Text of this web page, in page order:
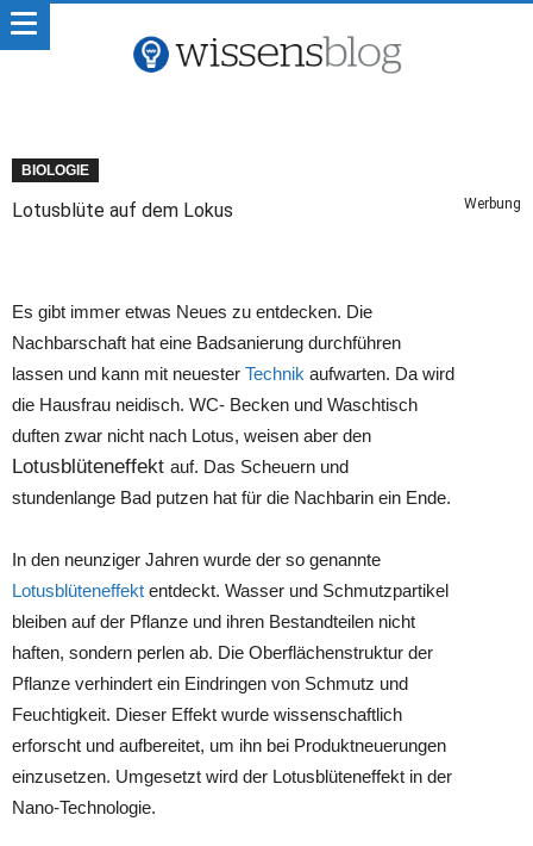
BIOLOGIE
Lotusblüte auf dem Lokus Werbung
Es gibt immer etwas Neues zu entdecken. Die
Nachbarschaft hat eine Badsanierung durchführen
lassen und kann mit neuester Technik aufwarten. Da wird
die Hausfrau neidisch. WC- Becken und Waschtisch
duften zwar nicht nach Lotus, weisen aber den
Lotusblüteneffekt auf. Das Scheuern und
stundenlange Bad putzen hat für die Nachbarin ein Ende.
In den neunziger Jahren wurde der so genannte
Lotusblüteneffekt entdeckt. Wasser und Schmutzpartikel
bleiben auf der Pflanze und ihren Bestandteilen nicht
haften, sondern perlen ab. Die Oberflächenstruktur der
Pflanze verhindert ein Eindringen von Schmutz und
Feuchtigkeit. Dieser Effekt wurde wissenschaftlich
erforscht und aufbereitet, um ihn bei Produktneuerungen
einzusetzen. Umgesetzt wird der Lotusblüteneffekt in der
Nano-Technologie.